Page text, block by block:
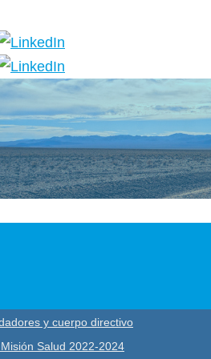
y cuerpo directivo
Salud 2022-2024